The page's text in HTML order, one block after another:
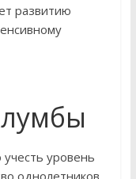
развитию
уровень
однолетников